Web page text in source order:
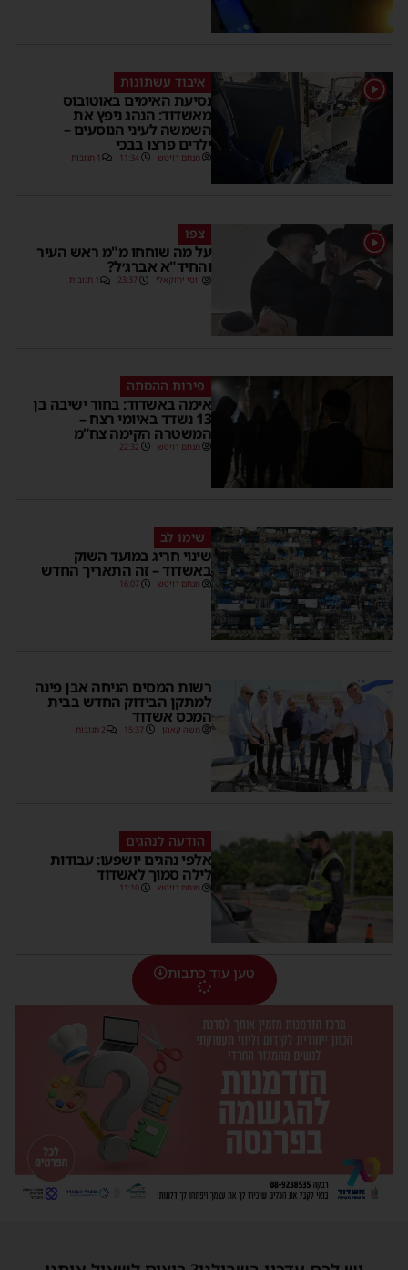
1 איבוד עשתונות
נסיעת האימים באוטובוס
מאשדוד: הנהג ניפץ את
השמשה לעיני הנוסעים –
ילדים פרצו בבכי
מנחם דויטש 11:34 1 תגובות
1 צפו
על מה שוחחו מ"מ ראש העיר
והחיד"א אברג׳ל?
יוסי יחזקאלי 23:37 1 תגובות
פירות ההסתה
אימה באשדוד: בחור ישיבה בן
13 נשדד באיומי רצח –
המשטרה הקימה צח”מ
מנחם דויטש 22:32
שימו לב
שינוי חריג במועד השוק
באשדוד – זה התאריך החדש
מנחם דויטש 16:07
רשות המסים הניחה אבן פינה
למתקן הבידוק החדש בבית
המכס אשדוד
משה קאהן 15:37 2 תגובות
הודעה לנהגים
אלפי נהגים יושפעו: עבודות
לילה סמוך לאשדוד
מנחם דויטש 11:10
טען עוד כתבות